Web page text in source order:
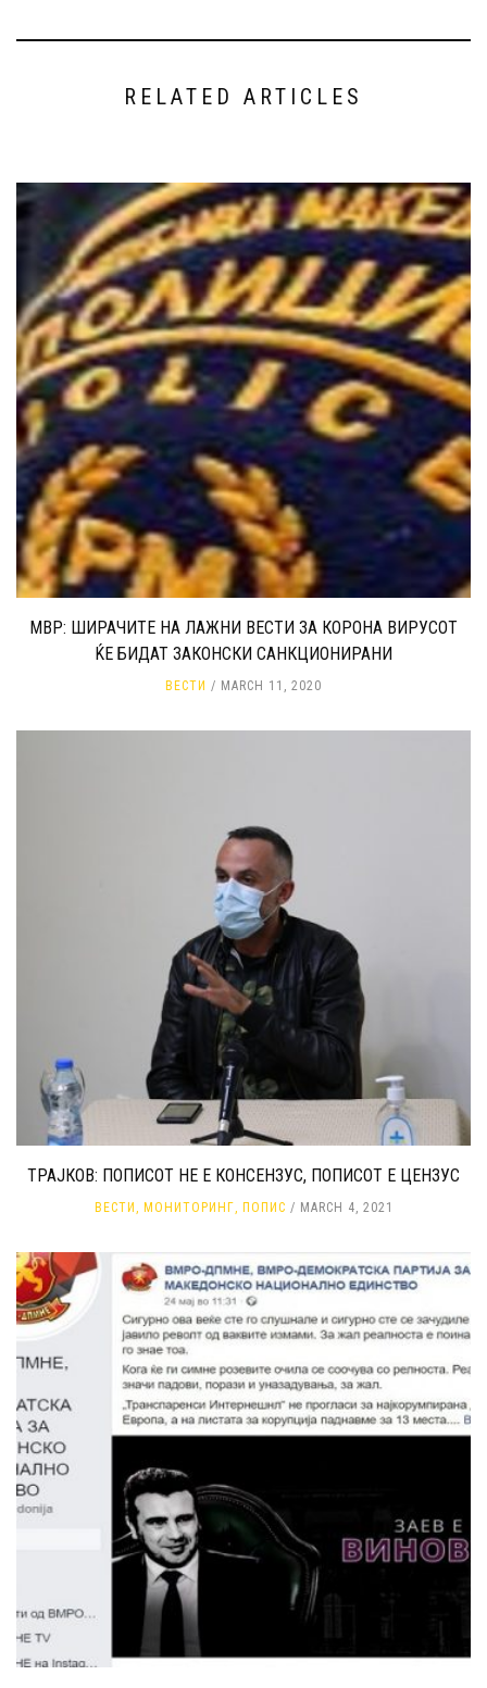
RELATED ARTICLES
МВР: ШИРАЧИТЕ НА ЛАЖНИ ВЕСТИ ЗА КОРОНА ВИРУСОТ
ЌЕ БИДАТ ЗАКОНСКИ САНКЦИОНИРАНИ
ВЕСТИ MARCH 11, 2020
ТРАЈКОВ: ПОПИСОТ НЕ Е КОНСЕНЗУС, ПОПИСОТ Е ЦЕНЗУС
ВЕСТИ , МОНИТОРИНГ, ПОПИС MARCH 4, 2021